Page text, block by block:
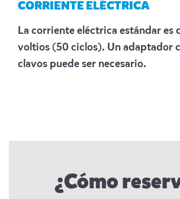
CORRIENTE ELÉCTRICA
La corriente eléctrica estándar es
voltios (50 ciclos). Un adaptador
clavos puede ser necesario.
¿Cómo